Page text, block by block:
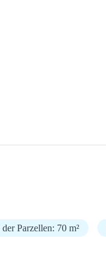
Parzellen: 70 m²